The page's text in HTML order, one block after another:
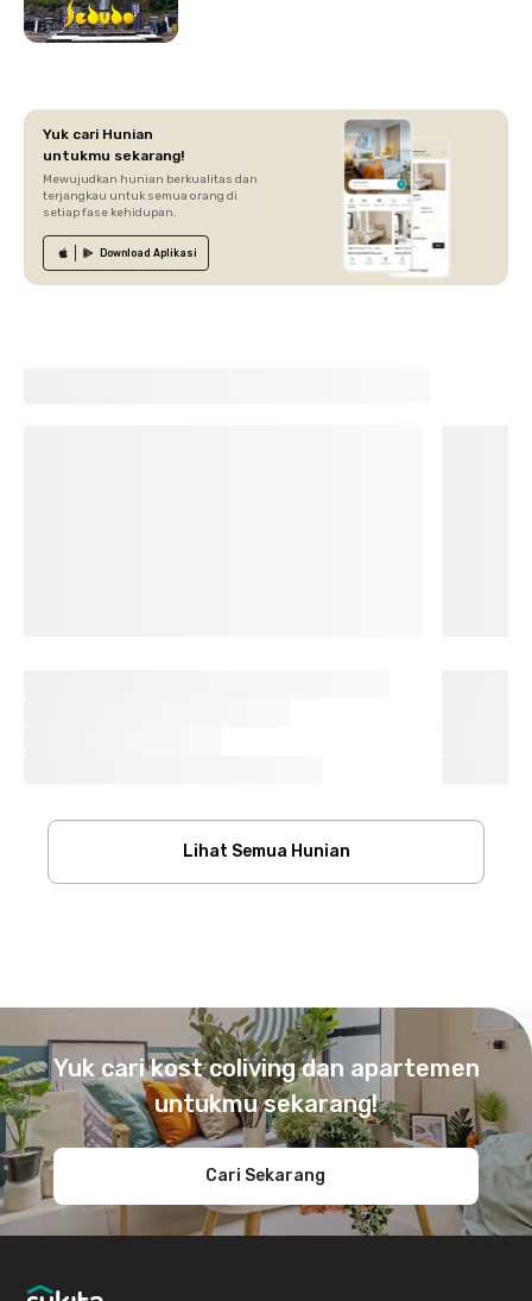
Yuk cari Hunian
untukmu sekarang!
Mewujudkan hunian berkualitas dan
terjangkau untuk semua orang di
setiap fase kehidupan.
Download Aplikasi
Lihat Semua Hunian
Yuk cari kost coliving dan apartemen
untukmu sekarang!
Cari Sekarang